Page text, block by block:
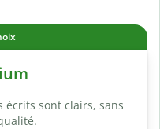
écrits sont clairs, sans